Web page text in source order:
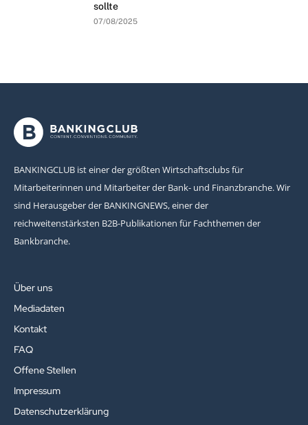
sollte
07/08/2025
BANKINGCLUB ist einer der größten Wirtschaftsclubs für
Mitarbeiterinnen und Mitarbeiter der Bank- und Finanzbranche. Wir
sind Herausgeber der BANKINGNEWS, einer der
reichweitenstärksten B2B-Publikationen für Fachthemen der
Bankbranche.
Über uns
Mediadaten
Kontakt
FAQ
Offene Stellen
Impressum
Datenschutzerklärung